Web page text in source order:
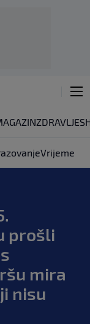
ZDRAVLJE
Vrijeme
prošli
mira
nisu